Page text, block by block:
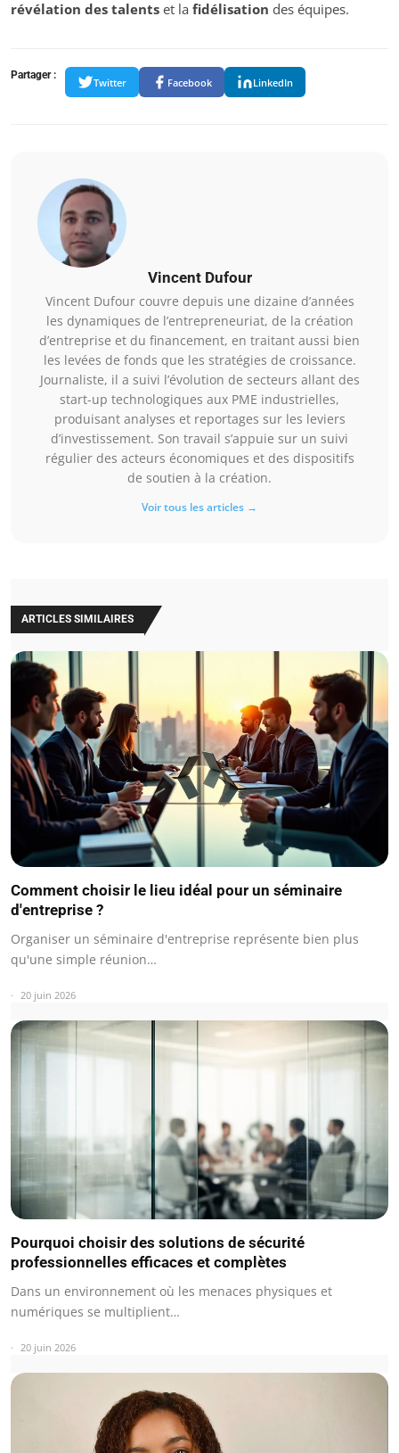
révélation des talents et la fidélisation des équipes.
Partager :
Twitter Facebook LinkedIn
Vincent Dufour
Vincent Dufour couvre depuis une dizaine d’années
les dynamiques de l’entrepreneuriat, de la création
d’entreprise et du financement, en traitant aussi bien
les levées de fonds que les stratégies de croissance.
Journaliste, il a suivi l’évolution de secteurs allant des
start-up technologiques aux PME industrielles,
produisant analyses et reportages sur les leviers
d’investissement. Son travail s’appuie sur un suivi
régulier des acteurs économiques et des dispositifs
de soutien à la création.
Voir tous les articles →
ARTICLES SIMILAIRES
Comment choisir le lieu idéal pour un séminaire
d'entreprise ?
Organiser un séminaire d'entreprise représente bien plus
qu'une simple réunion…
20 juin 2026
Pourquoi choisir des solutions de sécurité
professionnelles efficaces et complètes
Dans un environnement où les menaces physiques et
numériques se multiplient…
20 juin 2026